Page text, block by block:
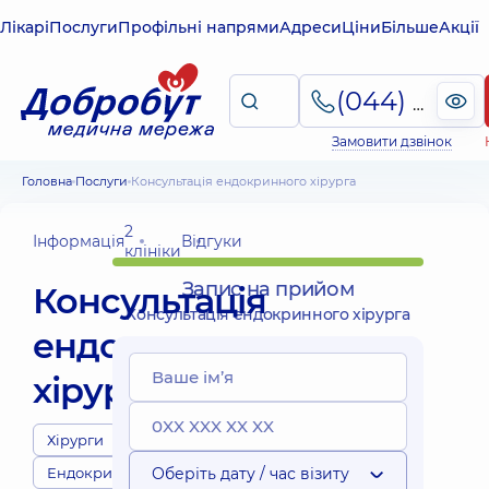
ЛікаріПослугиПрофільні напрямиАдресиЦіниБільшеАкції
(044) 495-2-888
Замовити дзвінок
Головна Послуги Консультація ендокринного хірурга
Інформація2
клінікиВідгуки
Консультація
ендокринного
хірурга
Хірурги
Ендокринологи
Запис на прийом
Консультація ендокринного хірурга
Оберіть дату / час візиту